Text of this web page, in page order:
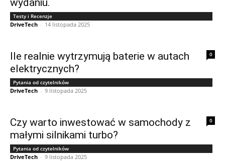
Testy i Recenzje
DriveTech - 14 listopada 2025
0
Ile realnie wytrzymują baterie w autach
elektrycznych?
Pytania od czytelników
DriveTech - 9 listopada 2025
0
Czy warto inwestować w samochody z
małymi silnikami turbo?
Pytania od czytelników
DriveTech - 9 listopada 2025